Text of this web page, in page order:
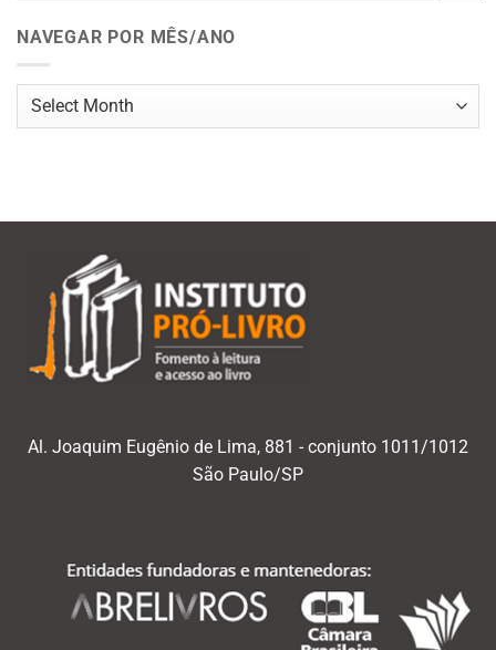
NAVEGAR POR MÊS/ANO
Navegar
Al. Joaquim Eugênio de Lima, 881 - conjunto 1011/1012
São Paulo/SP